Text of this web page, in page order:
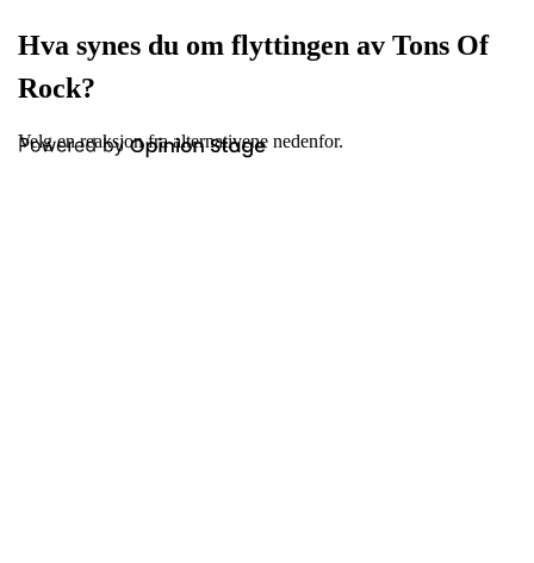
Hva synes du om flyttingen av Tons Of
Rock?
Velg en reaksjon fra alternativene nedenfor.